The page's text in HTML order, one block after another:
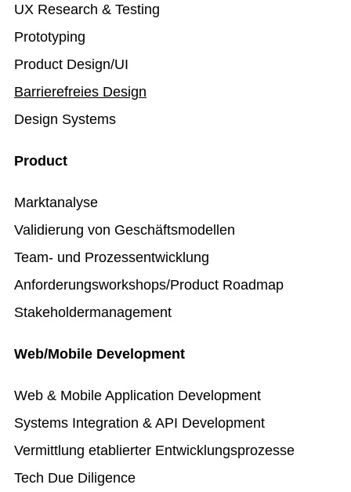
UX Research & Testing
Prototyping
Product Design/UI
Barrierefreies Design
Design Systems
Product
Marktanalyse
Validierung von Geschäftsmodellen
Team- und Prozessentwicklung
Anforderungsworkshops/Product Roadmap
Stakeholdermanagement
Web/Mobile Development
Web & Mobile Application Development
Systems Integration & API Development
Vermittlung etablierter Entwicklungsprozesse
Tech Due Diligence